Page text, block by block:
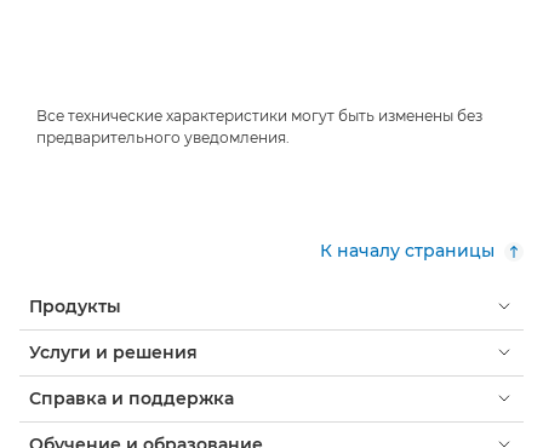
Все технические характеристики могут быть изменены без
предварительного уведомления.
К началу страницы
Продукты
Услуги и решения
Справка и поддержка